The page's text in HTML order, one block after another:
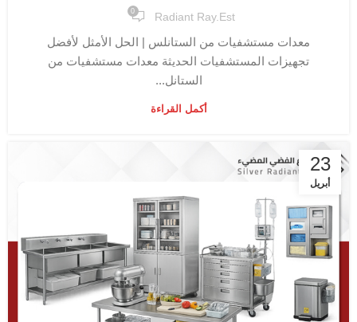
Radiant Ray.est
0
معدات مستشفيات من الستانلس | الحل الأمثل لأفضل
تجهيزات المستشفيات الحديثة معدات مستشفيات من
الستانل...
أكمل القراءة
23
أبريل